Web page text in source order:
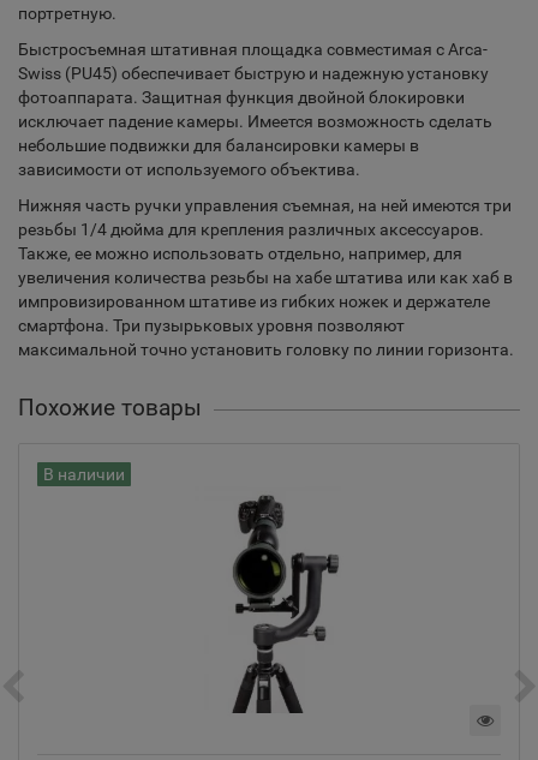
портретную.
Быстросъемная штативная площадка совместимая с Arca-
Swiss (PU45) обеспечивает быструю и надежную установку
фотоаппарата. Защитная функция двойной блокировки
исключает падение камеры. Имеется возможность сделать
небольшие подвижки для балансировки камеры в
зависимости от используемого объектива.
Нижняя часть ручки управления съемная, на ней имеются три
резьбы 1/4 дюйма для крепления различных аксессуаров.
Также, ее можно использовать отдельно, например, для
увеличения количества резьбы на хабе штатива или как хаб в
импровизированном штативе из гибких ножек и держателе
смартфона. Три пузырьковых уровня позволяют
максимальной точно установить головку по линии горизонта.
Похожие товары
В наличии